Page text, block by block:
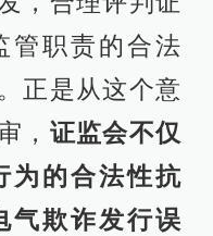
管职责的合法
正是从这个意
， 证监会不仅
为的合法性抗
气欺诈发行误